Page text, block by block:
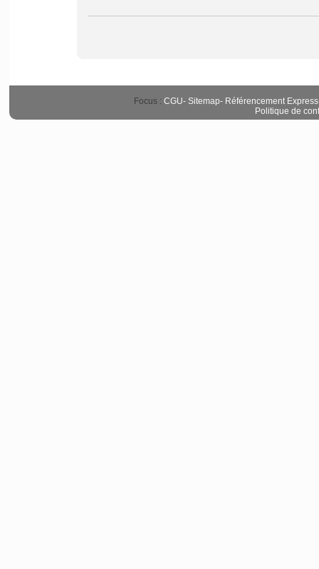
Focus : CGU- Sitemap- Référencement Express
Politique de